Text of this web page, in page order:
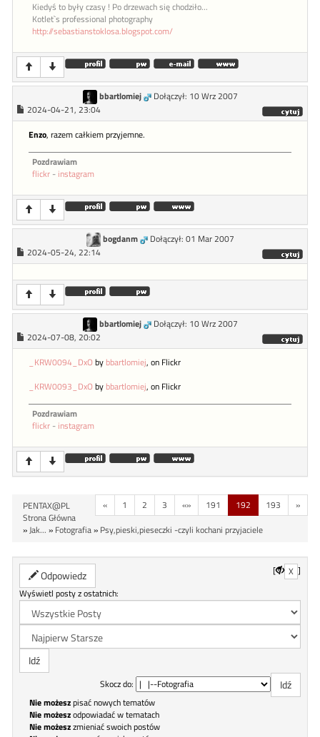
Kiedyś to były czasy ! Po drzewach się chodziło...
Kotlet`s professional photography
http://sebastianstoklosa.blogspot.com/
bbartlomiej
Dołączył: 10 Wrz 2007
2024-04-21, 23:04
Enzo, razem całkiem przyjemne.
Pozdrawiam
flickr - instagram
bogdanm
Dołączył: 01 Mar 2007
2024-05-24, 22:14
bbartlomiej
Dołączył: 10 Wrz 2007
2024-07-08, 20:02
_KRW0094_DxOby bbartlomiej, on Flickr
_KRW0093_DxOby bbartlomiej, on Flickr
Pozdrawiam
flickr - instagram
« 1 2 3 «» 191 192 193 »
PENTAX@PL
Strona Główna
»Jak... » Fotografia» Psy,pieski,pieseczki -czyli kochani przyjaciele
Odpowiedz [ X ]
Wyświetl posty z ostatnich:
Skocz do:
Nie możeszpisać nowych tematów
Nie możeszodpowiadać w tematach
Nie możeszzmieniać swoich postów